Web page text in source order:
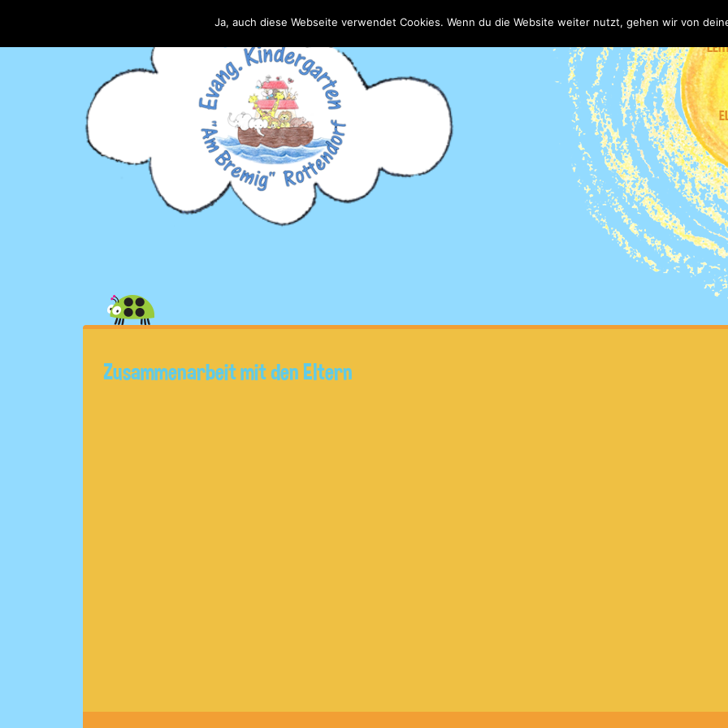
Zusammenarbeit mit den Eltern
Ja, auch diese Webseite verwendet Cookies. Wenn du die Website weiter nutzt, gehen wir von